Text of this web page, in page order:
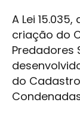
A Lei
criação do
Predadores
do